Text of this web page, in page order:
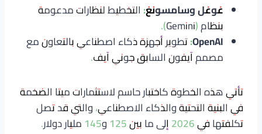
غوغل وسامسونغ: التخطيط لنظارات مدعومة
بنظام (Gemini).
OpenAI: تطوير أجهزة ذكاء اصطناعي بالتعاون مع
مصمم آيفون السابق جوني آيف.
تأتي هذه الخطوة كاختبار حاسم لاستثمارات ميتا الضخمة
في البنية التحتية والذكاء الاصطناعي، والتي قد تصل
تكلفتها في 2026 إلى ما بين 125 و145 مليار دولار.